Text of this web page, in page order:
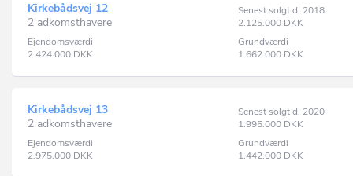
Kirkebådsvej 12
2 adkomsthavere
Senest solgt d. 2018
2.125.000 DKK
Ejendomsværdi
2.424.000 DKK
Grundværdi
1.662.000 DKK
Kirkebådsvej 13
2 adkomsthavere
Senest solgt d. 2020
1.995.000 DKK
Ejendomsværdi
2.975.000 DKK
Grundværdi
1.442.000 DKK